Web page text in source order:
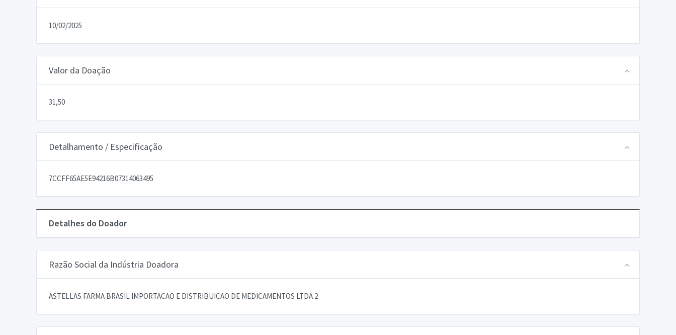
10/02/2025
Valor da Doação
31,50
Detalhamento / Especificação
7CCFF65AE5E94216B07314063495
Detalhes do Doador
Razão Social da Indústria Doadora
ASTELLAS FARMA BRASIL IMPORTACAO E DISTRIBUICAO DE MEDICAMENTOS LTDA 2